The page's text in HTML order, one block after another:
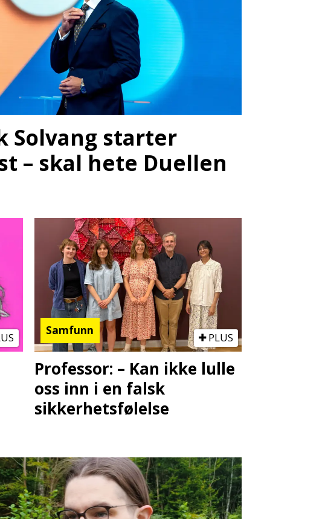
Solvang starter
– skal hete Duellen
Samfunn
PLUS
Professor: – Kan ikke lulle
oss inn i en falsk
sikkerhetsfølelse